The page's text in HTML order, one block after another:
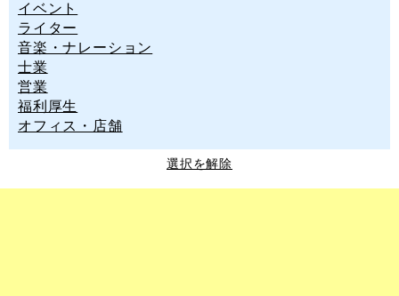
イベント
ライター
音楽・ナレーション
士業
営業
福利厚生
オフィス・店舗
選択を解除